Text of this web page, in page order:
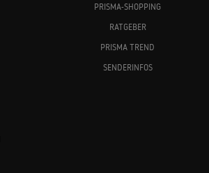
PRISMA-SHOPPING
RATGEBER
PRISMA TREND
SENDERINFOS